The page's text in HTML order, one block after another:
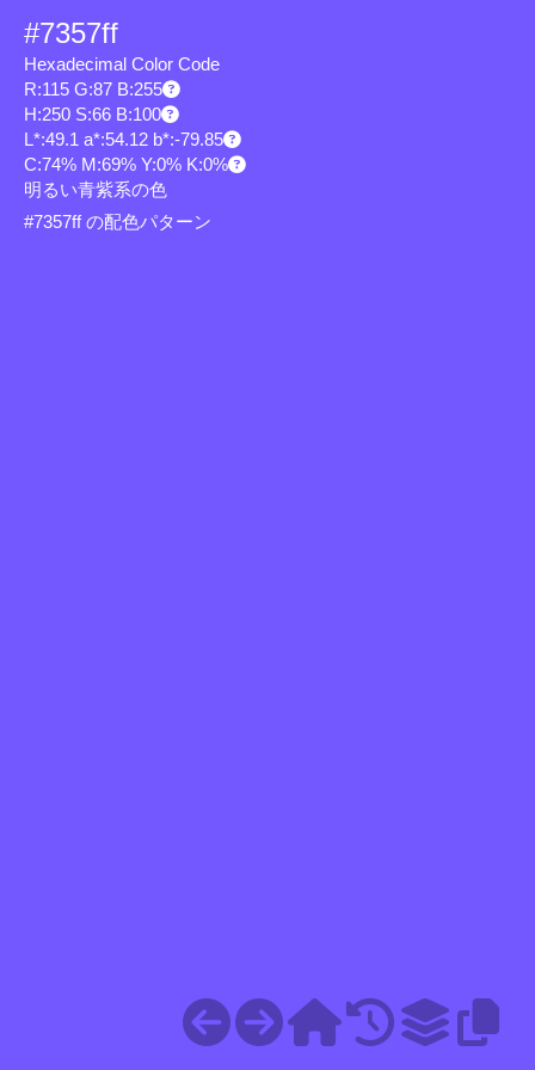
#7357ff
Hexadecimal Color Code
R:115 G:87 B:255
H:250 S:66 B:100
L*:49.1 a*:54.12 b*:-79.85
C:74% M:69% Y:0% K:0%
明るい青紫系の色
#7357ff の配色パターン